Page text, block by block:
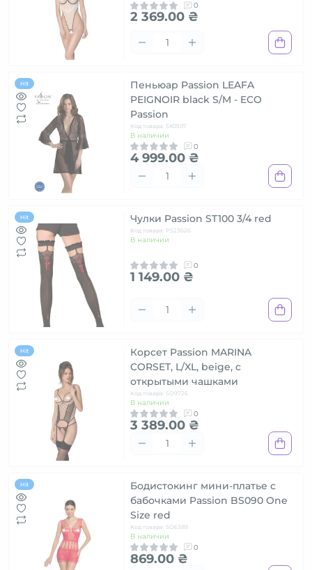
0
2 369.00 ₴
Hit
Пеньюар Passion LEAFA
PEIGNOIR black S/M - ECO
Passion
Код товара: SX0507
В наличии
0
4 999.00 ₴
Hit Чулки Passion ST100 3/4 red
Код товара: PS23626
В наличии
0
1 149.00 ₴
Hit
Корсет Passion MARINA
CORSET, L/XL, beige, с
открытыми чашками
Код товара: SO9726
В наличии
0
3 389.00 ₴
Hit
Бодистокинг мини-платье с
бабочками Passion BS090 One
Size red
Код товара: SO6389
В наличии
0
869.00 ₴